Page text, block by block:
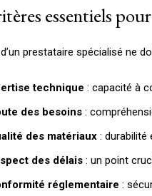
essentiels
prestataire spécialisé ne
technique : capacité à
des besoins :
des matériaux : durabilité
des délais : un point
réglementaire :